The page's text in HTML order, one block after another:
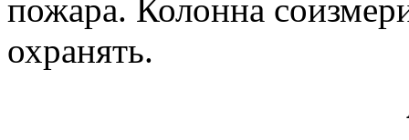
пожара. Колонна
охранять.